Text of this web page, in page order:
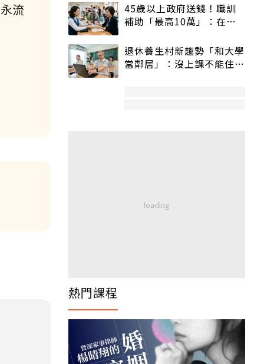
流
45歲以上政府送錢！職訓
補助「最高10萬」：在
退休養生村新趨勢「和大學
當鄰居」：沒上課不能住、
熱門課程